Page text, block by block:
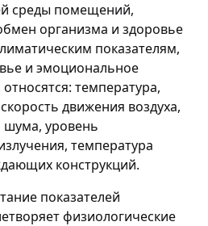
среды помещений,
организма и здоровье
показателям,
и эмоциональное
температура,
движения воздуха,
уровень
температура
конструкций.
показателей
физиологические